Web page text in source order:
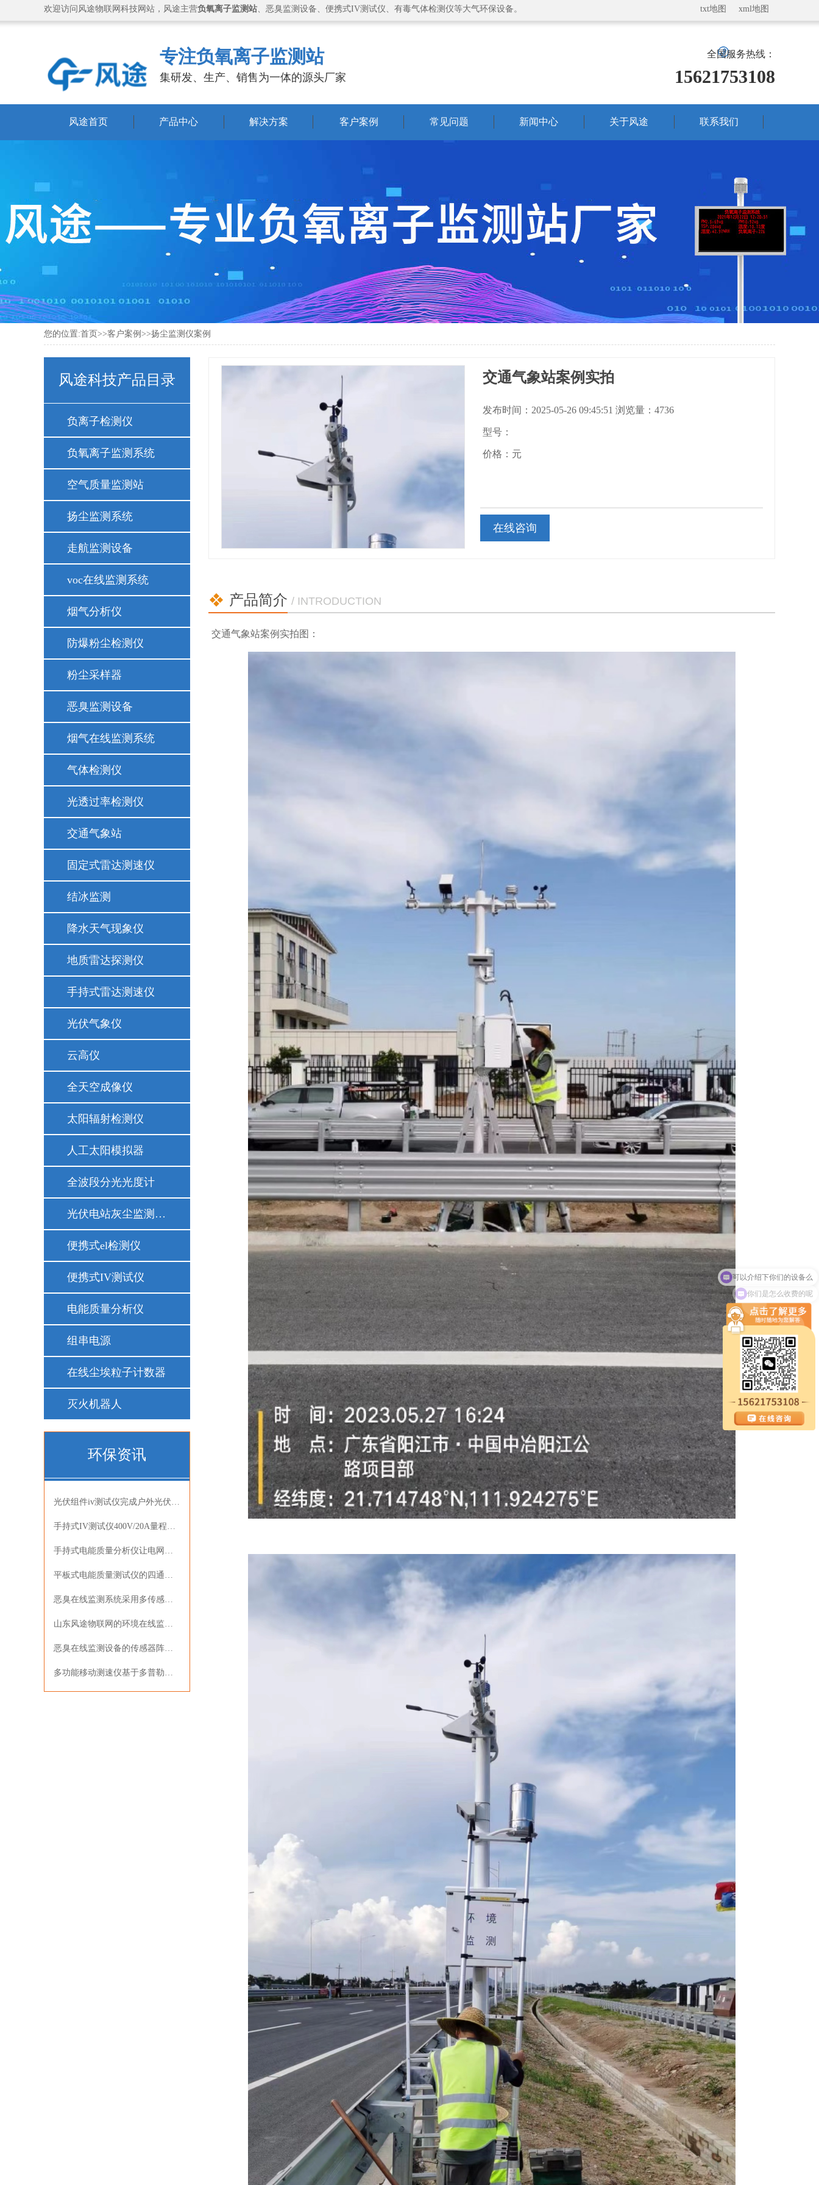
欢迎访问风途物联网科技网站，风途主营负氧离子监测站、恶臭监测设备、便携式IV测试仪、有毒气体检测仪等大气环保设备。 txt地图 xml地图
专注负氧离子监测站
集研发、生产、销售为一体的源头厂家
全国服务热线：
15621753108
风途首页 产品中心 解决方案 客户案例 常见问题 新闻中心 关于风途 联系我们
您的位置:首页 >>客户案例 >>扬尘监测仪案例
风途科技产品目录
负离子检测仪
负氧离子监测系统
空气质量监测站
扬尘监测系统
走航监测设备
voc在线监测系统
烟气分析仪
防爆粉尘检测仪
粉尘采样器
恶臭监测设备
烟气在线监测系统
气体检测仪
光透过率检测仪
交通气象站
固定式雷达测速仪
结冰监测
降水天气现象仪
地质雷达探测仪
手持式雷达测速仪
光伏气象仪
云高仪
全天空成像仪
太阳辐射检测仪
人工太阳模拟器
全波段分光光度计
光伏电站灰尘监测仪器
便携式el检测仪
便携式IV测试仪
电能质量分析仪
组串电源
在线尘埃粒子计数器
灭火机器人
环保资讯
光伏组件iv测试仪完成户外光伏组件伏安特性检测作业
手持式IV测试仪400V/20A量程满足光伏组件现场检测需求
手持式电能质量分析仪让电网谐波检测与数据记录更高效
平板式电能质量测试仪的四通道同步测量能力提升光伏并网检测效率
恶臭在线监测系统采用多传感器阵列技术模拟人工嗅辨方法
山东风途物联网的环境在线监测系统已在多领域投入应用
恶臭在线监测设备的传感器阵列技术及其应用场景
多功能移动测速仪基于多普勒效应实现车载动态测速与数据管理
交通气象站案例实拍
发布时间：2025-05-26 09:45:51 浏览量：4736
型号：
价格：元
在线咨询
产品简介 / INTRODUCTION
交通气象站案例实拍图：